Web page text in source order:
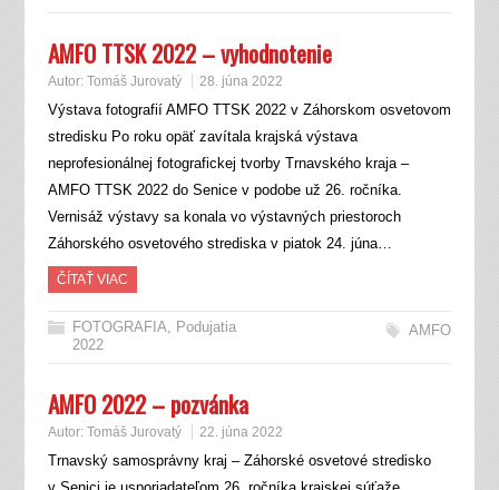
AMFO TTSK 2022 – vyhodnotenie
Autor: Tomáš Jurovatý 28. júna 2022
Výstava fotografií AMFO TTSK 2022 v Záhorskom osvetovom
stredisku Po roku opäť zavítala krajská výstava
neprofesionálnej fotografickej tvorby Trnavského kraja –
AMFO TTSK 2022 do Senice v podobe už 26. ročníka.
Vernisáž výstavy sa konala vo výstavných priestoroch
Záhorského osvetového strediska v piatok 24. júna…
ČÍTAŤ VIAC
FOTOGRAFIA, Podujatia
2022
AMFO
AMFO 2022 – pozvánka
Autor: Tomáš Jurovatý 22. júna 2022
Trnavský samosprávny kraj – Záhorské osvetové stredisko